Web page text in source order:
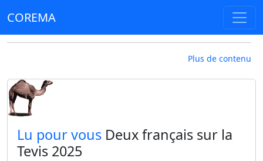
COREMA
Plus de contenu
​Lu pour vous Deux français sur la
Tevis 2025